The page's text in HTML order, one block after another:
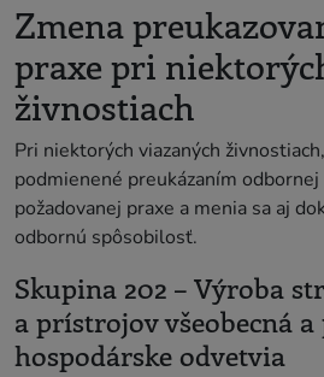
Zmena
praxe pri
živnostiach
Pri niektorých viazaných
podmienené preukázaním
požadovanej praxe a menia sa aj
odbornú spôsobilosť.
Skupina 202 – Výroba
a prístrojov všeobecná
hospodárske odvetvia